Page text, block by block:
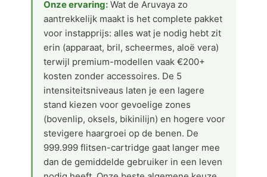
Onze ervaring: Wat de Aruvaya zo
aantrekkelijk maakt is het complete pakket
voor instapprijs: alles wat je nodig hebt zit
erin (apparaat, bril, scheermes, aloë vera)
terwijl premium-modellen vaak €200+
kosten zonder accessoires. De 5
intensiteitsniveaus laten je een lagere
stand kiezen voor gevoelige zones
(bovenlip, oksels, bikinilijn) en hogere voor
stevigere haargroei op de benen. De
999.999 flitsen-cartridge gaat langer mee
dan de gemiddelde gebruiker in een leven